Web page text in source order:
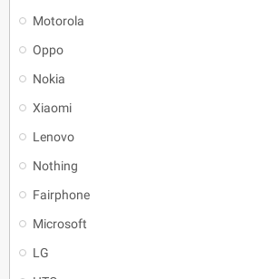
Motorola
Oppo
Nokia
Xiaomi
Lenovo
Nothing
Fairphone
Microsoft
LG